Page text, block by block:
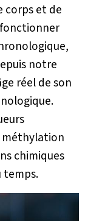
corps et de
notre
réel de son
méthylation
chimiques
temps.